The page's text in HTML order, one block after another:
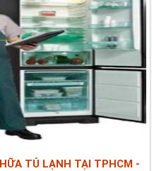
TỦ LẠNH TẠI TPHCM -